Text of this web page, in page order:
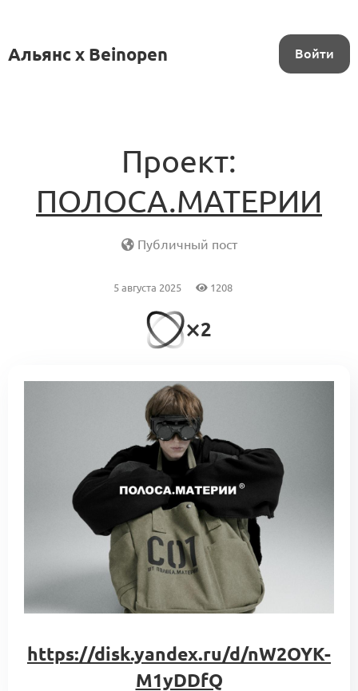
Альянс x Beinopen Войти
Проект:
ПОЛОСА.МАТЕРИИ
Публичный пост
5 августа 2025 1208
⨯2
https://disk.yandex.ru/d/nW2OYK-
M1yDDfQ